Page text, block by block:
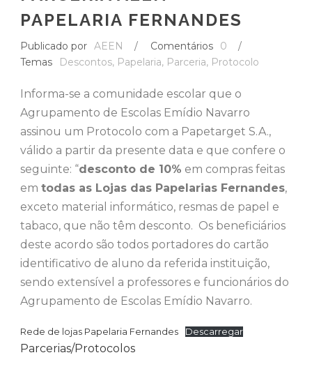
PAPELARIA FERNANDES
Publicado por AEEN / Comentários 0
/
Temas
Descontos, Papelaria, Parceria, Protocolo
Informa-se a comunidade escolar que o
Agrupamento de Escolas Emídio Navarro
assinou um Protocolo com a Papetarget S.A.,
válido a partir da presente data e que confere o
seguinte: “desconto de 10% em compras feitas
em todas as Lojas das Papelarias Fernandes,
exceto material informático, resmas de papel e
tabaco, que não têm desconto. Os beneficiários
deste acordo são todos portadores do cartão
identificativo de aluno da referida instituição,
sendo extensível a professores e funcionários do
Agrupamento de Escolas Emídio Navarro.
Rede de lojas Papelaria Fernandes Descarregar
Parcerias/Protocolos